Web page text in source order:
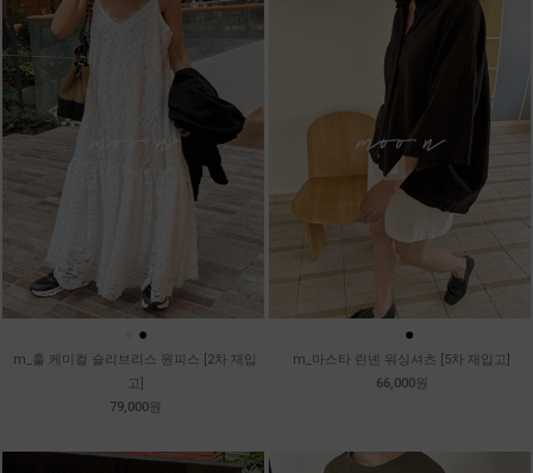
●
m_훌 케미컬 슬리브리스 원피스 [2차 재입
고]
79,000원
●
m_마스타 린넨 워싱셔츠 [5차 재입고]
66,000원